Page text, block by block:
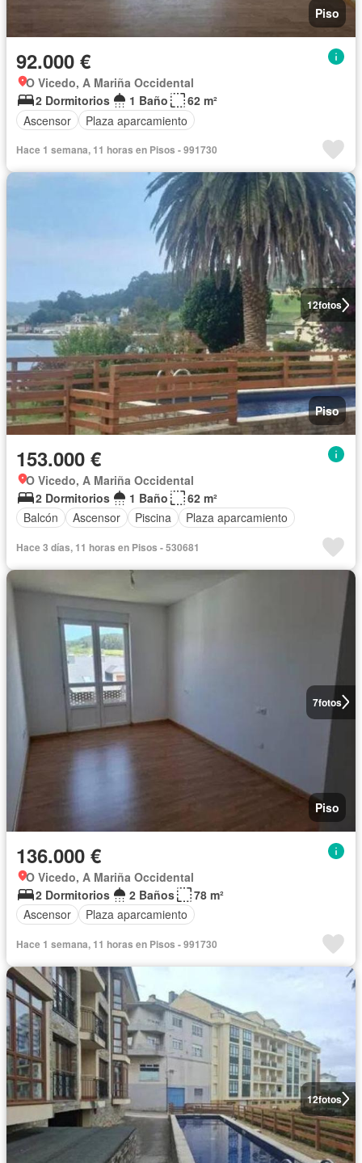
Piso
92.000 €
O Vicedo, A Mariña Occidental
2 Dormitorios
1 Baño
62 m²
Ascensor
Plaza aparcamiento
Hace 1 semana, 11 horas en Pisos - 991730
12fotos
Piso
153.000 €
O Vicedo, A Mariña Occidental
2 Dormitorios
1 Baño
62 m²
Balcón
Ascensor Piscina Plaza aparcamiento
Hace 3 días, 11 horas en Pisos - 530681
7fotos
Piso
136.000 €
O Vicedo, A Mariña Occidental
2 Dormitorios
2 Baños
78 m²
Ascensor
Plaza aparcamiento
Hace 1 semana, 11 horas en Pisos - 991730
12fotos